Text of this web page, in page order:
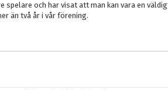
spelare och har visat att man kan vara en
än två år i vår förening.